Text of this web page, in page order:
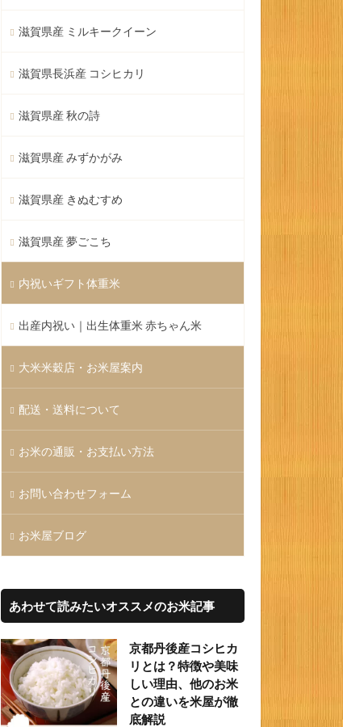
滋賀県産 ミルキークイーン
滋賀県長浜産 コシヒカリ
滋賀県産 秋の詩
滋賀県産 みずかがみ
滋賀県産 きぬむすめ
滋賀県産 夢ごこち
内祝いギフト体重米
出産内祝い｜出生体重米 赤ちゃん米
大米米穀店・お米屋案内
配送・送料について
お米の通販・お支払い方法
お問い合わせフォーム
お米屋ブログ
あわせて読みたいオススメのお米記事
京都丹後産コシヒカ
リとは？特徴や美味
しい理由、他のお米
との違いを米屋が徹
底解説